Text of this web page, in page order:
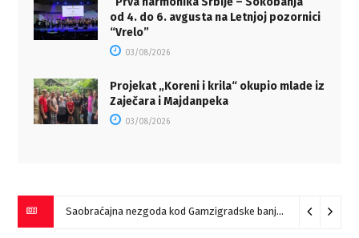
od 4. do 6. avgusta na Letnjoj pozornici
“Vrelo”
03/08/2026
Projekat „Koreni i krila“ okupio mlade iz
Zaječara i Majdanpeka
03/08/2026
Saobraćajna nezgoda kod Gamzigradske banje 05/08/2026